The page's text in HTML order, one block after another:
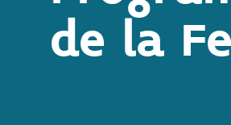
de la